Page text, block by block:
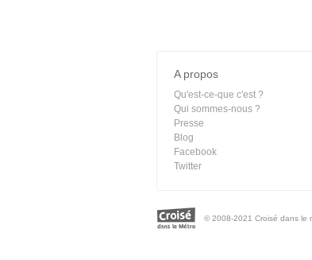
A propos
Qu'est-ce-que c'est ?
Qui sommes-nous ?
Presse
Blog
Facebook
Twitter
© 2008-2021 Croisé dans le